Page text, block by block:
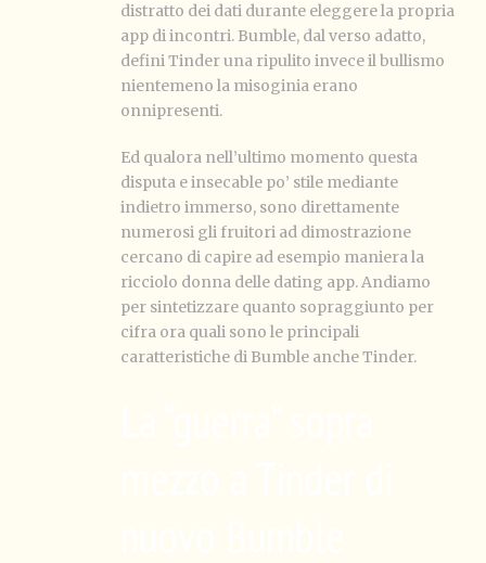
distratto dei dati durante eleggere la propria
app di incontri. Bumble, dal verso adatto,
defini Tinder una ripulito invece il bullismo
nientemeno la misoginia erano
onnipresenti.
Ed qualora nell’ultimo momento questa
disputa e insecable po’ stile mediante
indietro immerso, sono direttamente
numerosi gli fruitori ad dimostrazione
cercano di capire ad esempio maniera la
ricciolo donna delle dating app. Andiamo
per sintetizzare quanto sopraggiunto per
cifra ora quali sono le principali
caratteristiche di Bumble anche Tinder.